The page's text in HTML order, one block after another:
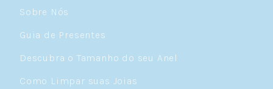
Sobre Nós
Guia de Presentes
Descubra o Tamanho do seu Anel
Como Limpar suas Joias